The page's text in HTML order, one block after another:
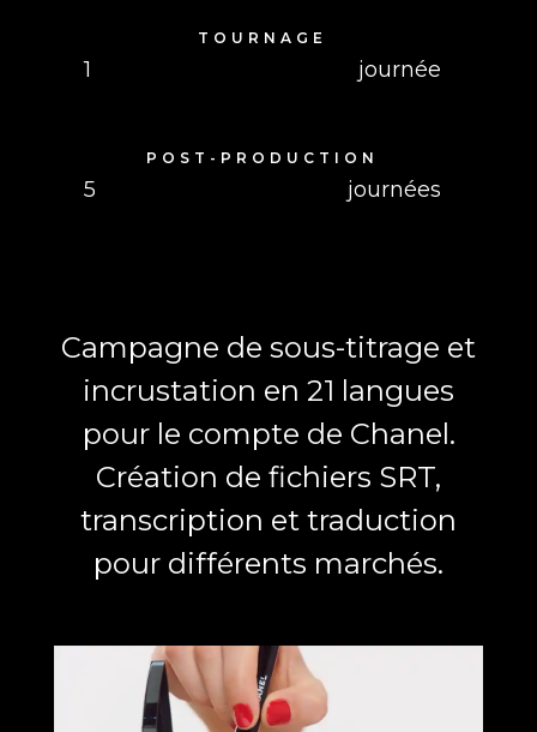
TOURNAGE
1 journée
POST-PRODUCTION
5 journées
Campagne de sous-titrage et
incrustation en 21 langues
pour le compte de Chanel.
Création de fichiers SRT,
transcription et traduction
pour différents marchés.